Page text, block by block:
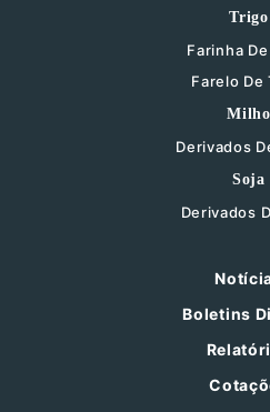
Trigo
Farinha
Farelo De
Milho
Derivados
Soja
Derivados
Boletins